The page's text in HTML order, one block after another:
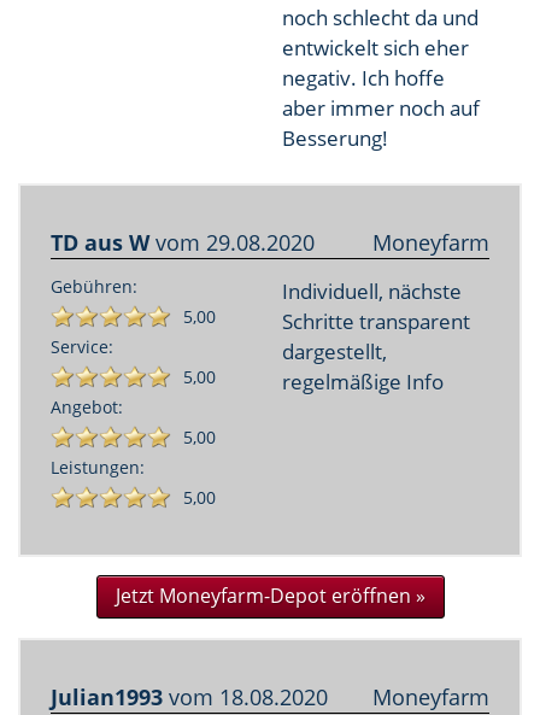
noch schlecht da und
entwickelt sich eher
negativ. Ich hoffe
aber immer noch auf
Besserung!
TD aus Wvom 29.08.2020 Moneyfarm
Gebühren:
5,00
Service:
5,00
Angebot:
5,00
Leistungen:
5,00
Individuell, nächste
Schritte transparent
dargestellt,
regelmäßige Info
Jetzt Moneyfarm-Depot eröffnen »
Julian1993 vom 18.08.2020 Moneyfarm